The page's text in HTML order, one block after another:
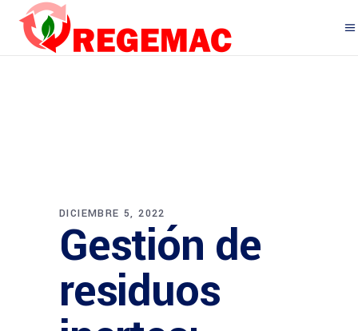
DICIEMBRE 5, 2022
Gestión de
residuos